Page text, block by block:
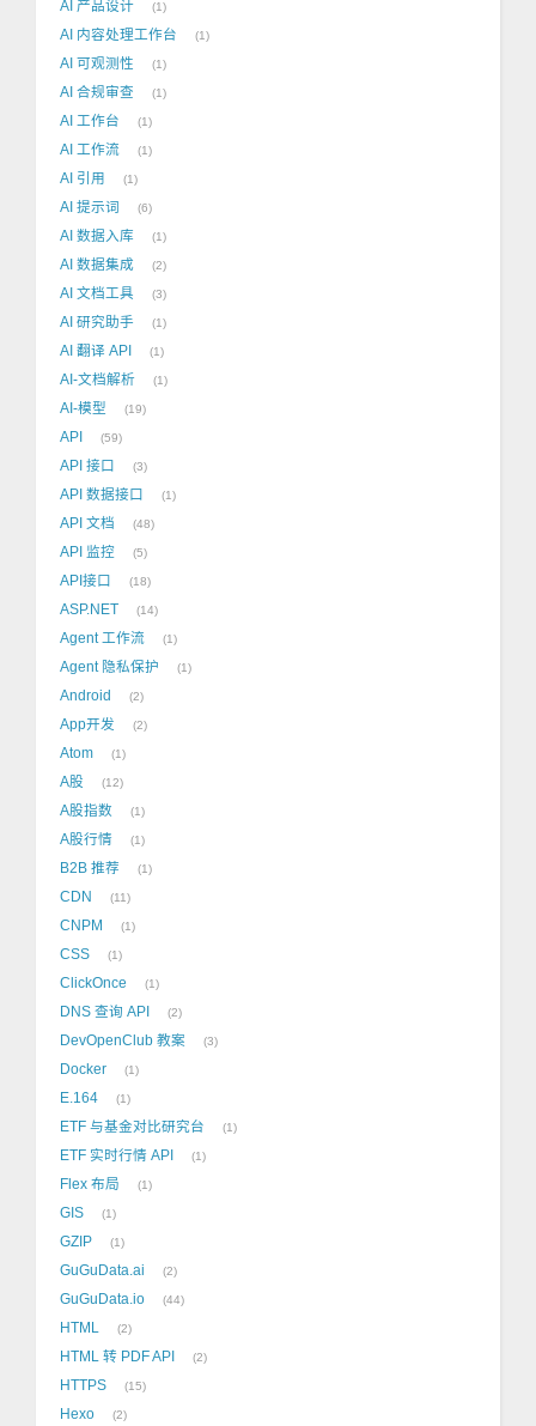
AI 产品设计 1
AI 内容处理工作台 1
AI 可观测性 1
AI 合规审查 1
AI 工作台 1
AI 工作流 1
AI 引用 1
AI 提示词 6
AI 数据入库 1
AI 数据集成 2
AI 文档工具 3
AI 研究助手 1
AI 翻译 API 1
AI-文档解析 1
AI-模型 19
API 59
API 接口 3
API 数据接口 1
API 文档 48
API 监控 5
API接口 18
ASP.NET 14
Agent 工作流 1
Agent 隐私保护 1
Android 2
App开发 2
Atom 1
A股 12
A股指数 1
A股行情 1
B2B 推荐 1
CDN 11
CNPM 1
CSS 1
ClickOnce 1
DNS 查询 API 2
DevOpenClub 教案 3
Docker 1
E.164 1
ETF 与基金对比研究台 1
ETF 实时行情 API 1
Flex 布局 1
GIS 1
GZIP 1
GuGuData.ai 2
GuGuData.io 44
HTML 2
HTML 转 PDF API 2
HTTPS 15
Hexo 2